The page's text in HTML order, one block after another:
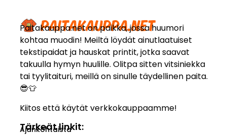
Paitakauppa.net on paikka, jossa huumori
kohtaa muodin! Meiltä löydät ainutlaatuiset
tekstipaidat ja hauskat printit, jotka saavat
takuulla hymyn huulille. Olitpa sitten vitsiniekka
tai tyylitaituri, meillä on sinulle täydellinen paita.
😎👕
Kiitos että käytät verkkokauppaamme!
Tärkeät linkit:
Ajankohtaista